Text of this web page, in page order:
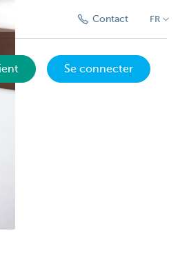
Contact FR
Se connecter